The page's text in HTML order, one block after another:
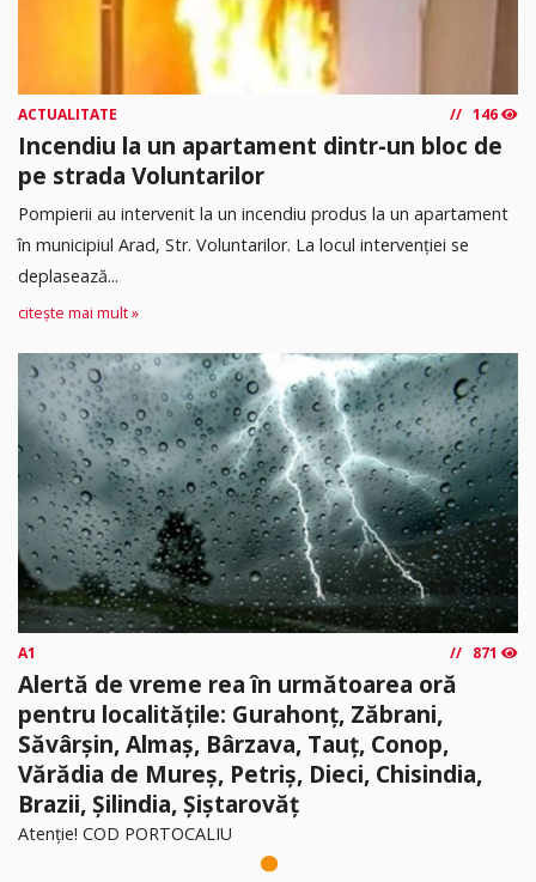
ACTUALITATE 146
Incendiu la un apartament dintr-un bloc de
pe strada Voluntarilor
Pompierii au intervenit la un incendiu produs la un apartament
în municipiul Arad, Str. Voluntarilor. La locul intervenției se
deplasează...
citește mai mult »
A1 871
Alertă de vreme rea în următoarea oră
pentru localitățile: Gurahonț, Zăbrani,
Săvârșin, Almaș, Bârzava, Tauț, Conop,
Vărădia de Mureș, Petriș, Dieci, Chisindia,
Brazii, Șilindia, Șiștarovăț
Atenție! COD PORTOCALIU